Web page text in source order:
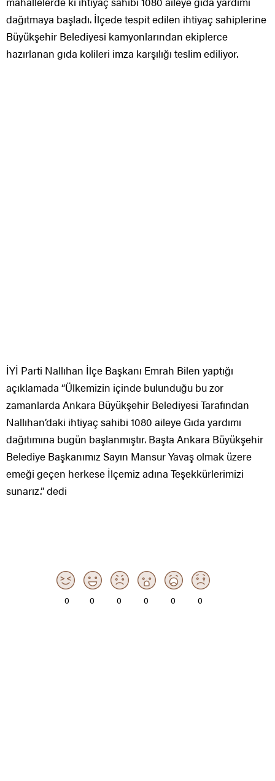
dağıtmaya başladı. İlçede tespit edilen ihtiyaç sahiplerine
Büyükşehir Belediyesi kamyonlarından ekiplerce
hazırlanan gıda kolileri imza karşılığı teslim ediliyor.
İYİ Parti Nallıhan İlçe Başkanı Emrah Bilen yaptığı
açıklamada “Ülkemizin içinde bulunduğu bu zor
zamanlarda Ankara Büyükşehir Belediyesi Tarafından
Nallıhan’daki ihtiyaç sahibi 1080 aileye Gıda yardımı
dağıtımına bugün başlanmıştır. Başta Ankara Büyükşehir
Belediye Başkanımız Sayın Mansur Yavaş olmak üzere
emeği geçen herkese İlçemiz adına Teşekkürlerimizi
sunarız.” dedi
Ankara Büyükşehir Belediyesinden Nallıhan’da 1080 Aileye Yardım
0 0 0 0 0 0